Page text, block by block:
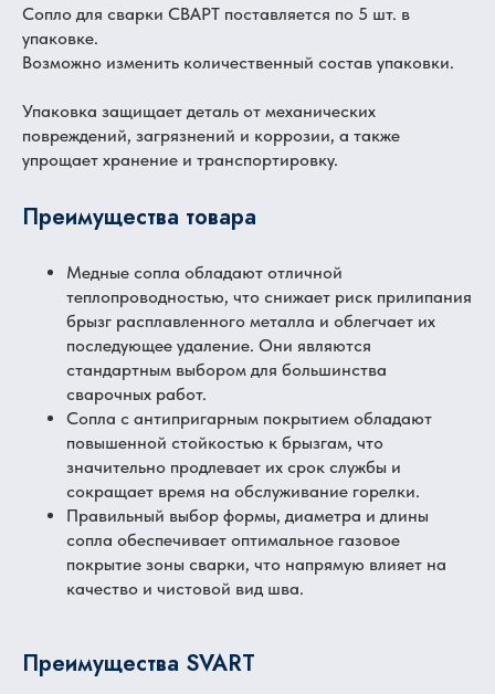
Сопло для сварки СВАРТ поставляется по 5 шт. в
упаковке.
Возможно изменить количественный состав упаковки.
Упаковка защищает деталь от механических
повреждений, загрязнений и коррозии, а также
упрощает хранение и транспортировку.
Преимущества товара
Медные сопла обладают отличной
теплопроводностью, что снижает риск прилипания
брызг расплавленного металла и облегчает их
последующее удаление. Они являются
стандартным выбором для большинства
сварочных работ.
Сопла с антипригарным покрытием обладают
повышенной стойкостью к брызгам, что
значительно продлевает их срок службы и
сокращает время на обслуживание горелки.
Правильный выбор формы, диаметра и длины
сопла обеспечивает оптимальное газовое
покрытие зоны сварки, что напрямую влияет на
качество и чистовой вид шва.
Преимущества SVART